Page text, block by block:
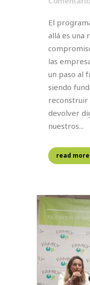
El
allá es una
las
un paso al
siendo
reconstruir
devolver
nuestros...
read more